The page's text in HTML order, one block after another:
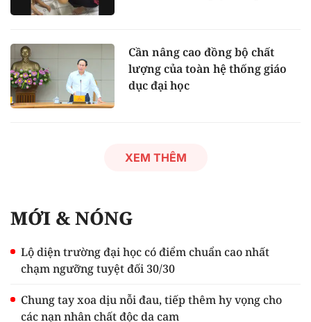
Cần nâng cao đồng bộ chất
lượng của toàn hệ thống giáo
dục đại học
XEM THÊM
MỚI & NÓNG
Lộ diện trường đại học có điểm chuẩn cao nhất
chạm ngưỡng tuyệt đối 30/30
Chung tay xoa dịu nỗi đau, tiếp thêm hy vọng cho
các nạn nhân chất độc da cam